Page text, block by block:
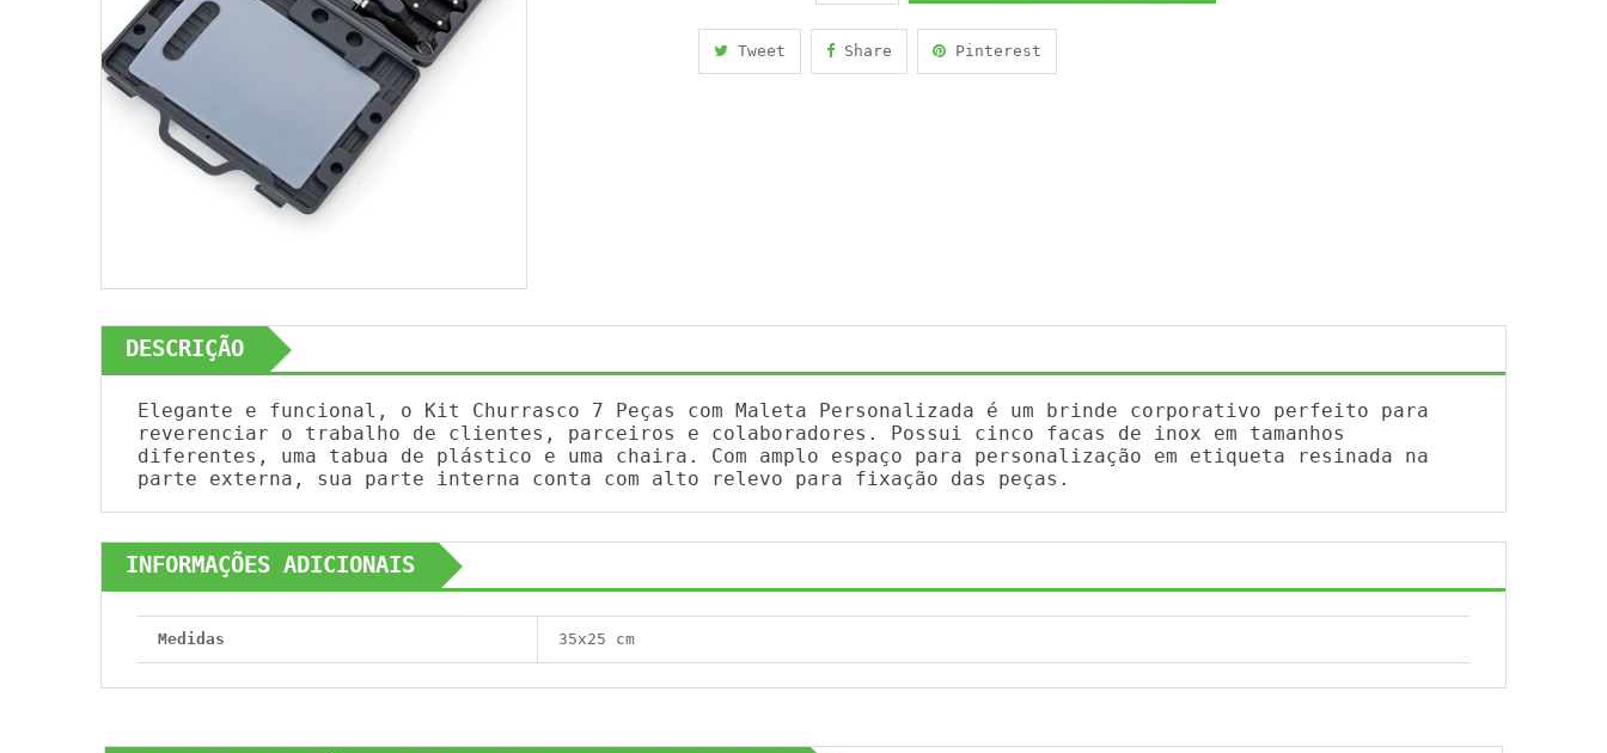
Tweet Share Pinterest
DESCRIÇÃO
Elegante e funcional, o Kit Churrasco 7 Peças com Maleta Personalizada é um brinde corporativo perfeito para
reverenciar o trabalho de clientes, parceiros e colaboradores. Possui cinco facas de inox em tamanhos
diferentes, uma tabua de plástico e uma chaira. Com amplo espaço para personalização em etiqueta resinada na
parte externa, sua parte interna conta com alto relevo para fixação das peças.
INFORMAÇÕES ADICIONAIS
Medidas 35x25 cm